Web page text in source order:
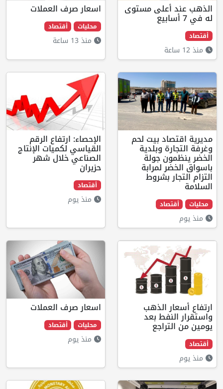
مستوى اسعار صرف العملات
بيت لحم
وبلدية
جولة
الإحصاء: ارتفاع الرقم
القياسي لكميات الإنتاج
الصناعي خلال شهر
حزيران
أقتصاد
بعد
اسعار صرف العملات
محليات